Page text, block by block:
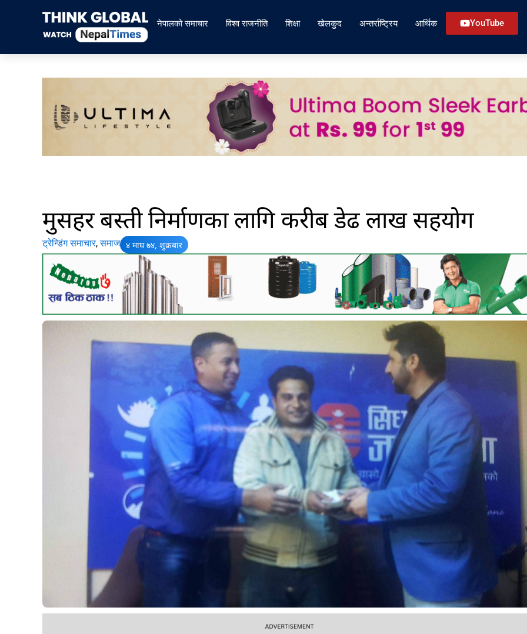
नेपालको समाचार विश्व राजनीति शिक्षा खेलकुद अन्तर्राष्ट्रिय आर्थिक YouTube
मुसहर बस्ती निर्माणका लागि करीब डेढ लाख सहयोग
ट्रेन्डिंग समाचार,समाज ४ माघ ७४, शुक्रबार